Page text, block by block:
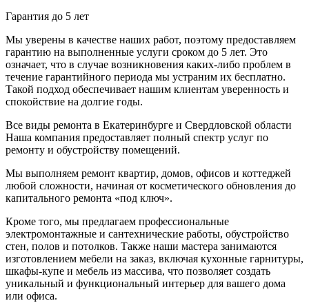
Гарантия до 5 лет
Мы уверены в качестве наших работ, поэтому предоставляем
гарантию на выполненные услуги сроком до 5 лет. Это
означает, что в случае возникновения каких-либо проблем в
течение гарантийного периода мы устраним их бесплатно.
Такой подход обеспечивает нашим клиентам уверенность и
спокойствие на долгие годы.
Все виды ремонта в Екатеринбурге и Свердловской области
Наша компания предоставляет полный спектр услуг по
ремонту и обустройству помещений.
Мы выполняем ремонт квартир, домов, офисов и коттеджей
любой сложности, начиная от косметического обновления до
капитального ремонта «под ключ».
Кроме того, мы предлагаем профессиональные
электромонтажные и сантехнические работы, обустройство
стен, полов и потолков. Также наши мастера занимаются
изготовлением мебели на заказ, включая кухонные гарнитуры,
шкафы-купе и мебель из массива, что позволяет создать
уникальный и функциональный интерьер для вашего дома
или офиса.